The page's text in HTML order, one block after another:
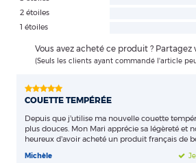
2 étoiles
1 étoiles
Vous avez acheté ce produit ? Partagez
(Seuls les clients ayant commandé l'article
COUETTE TEMPÉRÉE
Depuis que j’utilise ma nouvelle couette
plus douces. Mon Mari apprécie sa légèreté et
heureux d’avoir acheté un produit français de
Michèle